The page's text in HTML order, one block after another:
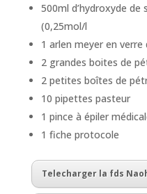
500ml d’hydroxyde de
(0,25mol/l
1 arlen meyer en verre
2 grandes boites de
2 petites boîtes de
10 pipettes pasteur
1 pince à épiler
1 fiche protocole
Telecharger la fds